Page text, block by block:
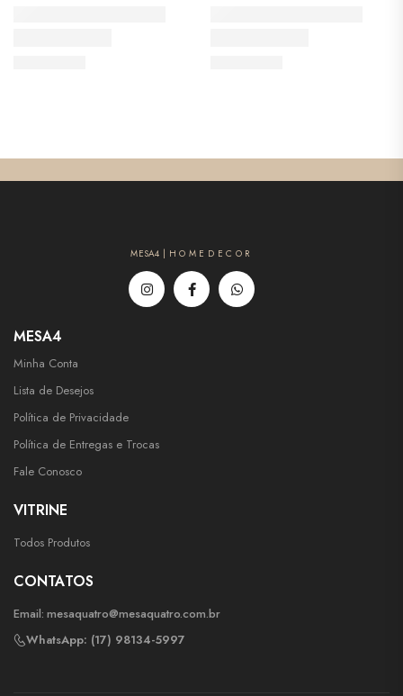
MESA4 | H O M E D E C O R
MESA4
Minha Conta
Lista de Desejos
Política de Privacidade
Política de Entregas e Trocas
Fale Conosco
VITRINE
Todos Produtos
CONTATOS
Email: mesaquatro@mesaquatro.com.br
WhatsApp: (17) 98134-5997